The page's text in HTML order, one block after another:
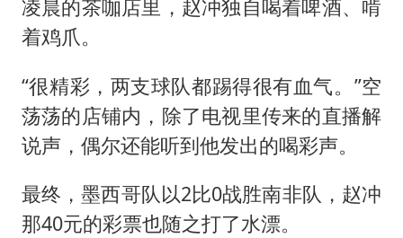
凌晨的茶咖店里，赵冲独自喝着啤酒、啃
着鸡爪。
“很精彩，两支球队都踢得很有血气。”空
荡荡的店铺内，除了电视里传来的直播解
说声，偶尔还能听到他发出的喝彩声。
最终，墨西哥队以2比0战胜南非队，赵冲
那40元的彩票也随之打了水漂。